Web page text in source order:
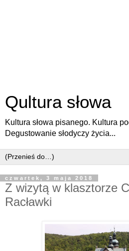
Qultura słowa
Kultura słowa pisanego. Kultura
Degustowanie słodyczy życia...
czwartek, 3 maja 2018
Z wizytą w klasztorze
Racławki